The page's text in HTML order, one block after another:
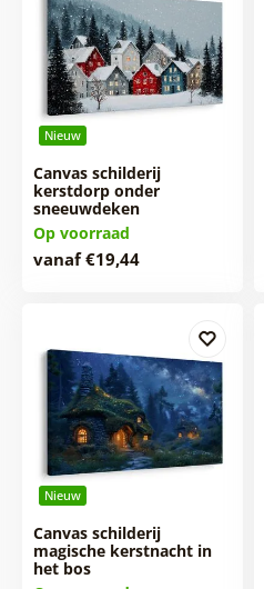
Nieuw
Canvas schilderij
kerstdorp onder
sneeuwdeken
Op voorraad
vanaf €19,44
Nieuw
Canvas schilderij
magische kerstnacht in
het bos